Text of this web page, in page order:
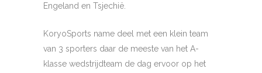
Engeland en Tsjechië.
KoryoSports name deel met een klein team
van 3 sporters daar de meeste van het A-
klasse wedstrijdteam de dag ervoor op het